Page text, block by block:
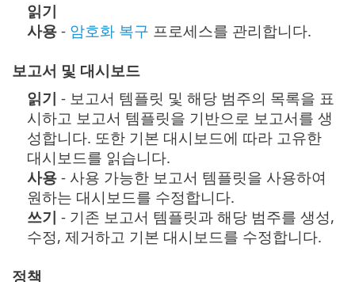
읽기
사용 - 암호화 복구 프로세스를 관리합니다.
보고서 및 대시보드
읽기 - 보고서 템플릿 및 해당 범주의 목록을 표
시하고 보고서 템플릿을 기반으로 보고서를 생
성합니다. 또한 기본 대시보드에 따라 고유한
대시보드를 읽습니다.
사용 - 사용 가능한 보고서 템플릿을 사용하여
원하는 대시보드를 수정합니다.
쓰기 - 기존 보고서 템플릿과 해당 범주를 생성,
수정, 제거하고 기본 대시보드를 수정합니다.
정책